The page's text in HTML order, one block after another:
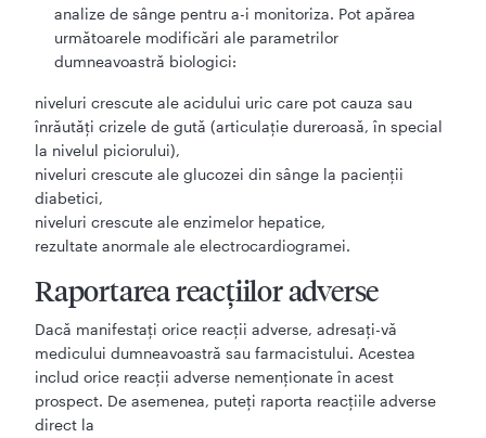
analize de sânge pentru a-i monitoriza. Pot apărea
următoarele modificări ale parametrilor
dumneavoastră biologici:
niveluri crescute ale acidului uric care pot cauza sau
înrăutăți crizele de gută (articulație dureroasă, în special
la nivelul piciorului),
niveluri crescute ale glucozei din sânge la pacienţii
diabetici,
niveluri crescute ale enzimelor hepatice,
rezultate anormale ale electrocardiogramei.
Raportarea reacţiilor adverse
Dacă manifestaţi orice reacţii adverse, adresaţi-vă
medicului dumneavoastră sau farmacistului. Acestea
includ orice reacţii adverse nemenţionate în acest
prospect. De asemenea, puteţi raporta reacţiile adverse
direct la